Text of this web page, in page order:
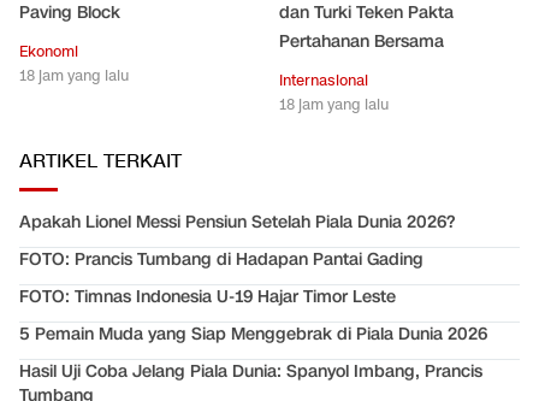
Paving Block
Ekonomi
18 jam yang lalu
dan Turki Teken Pakta
Pertahanan Bersama
Internasional
18 jam yang lalu
ARTIKEL TERKAIT
Apakah Lionel Messi Pensiun Setelah Piala Dunia 2026?
FOTO: Prancis Tumbang di Hadapan Pantai Gading
FOTO: Timnas Indonesia U-19 Hajar Timor Leste
5 Pemain Muda yang Siap Menggebrak di Piala Dunia 2026
Hasil Uji Coba Jelang Piala Dunia: Spanyol Imbang, Prancis
Tumbang